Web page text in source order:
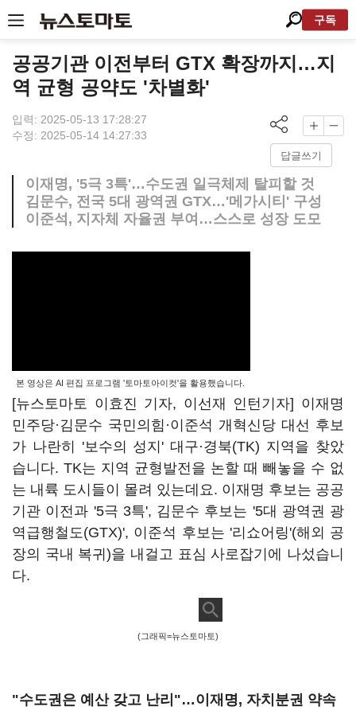
구독
공공기관 이전부터 GTX 확장까지…지
역 균형 공약도 '차별화'
입력: 2025-05-13 17:28:27
수정: 2025-05-14 14:27:33
답글쓰기
이재명, '5극 3특'…수도권 일극체제 탈피할 것
김문수, 전국 5대 광역권 GTX…'메가시티' 구성
이준석, 지자체 자율권 부여…스스로 성장 도모
본 영상은 AI 편집 프로그램 '토마토아이컷'을 활용했습니다.
[뉴스토마토 이효진 기자, 이선재 인턴기자] 이재명
민주당·김문수 국민의힘·이준석 개혁신당 대선 후보
가 나란히 '보수의 성지' 대구·경북(TK) 지역을 찾았
습니다. TK는 지역 균형발전을 논할 때 빼놓을 수 없
는 내륙 도시들이 몰려 있는데요. 이재명 후보는 공공
기관 이전과 '5극 3특', 김문수 후보는 '5대 광역권 광
역급행철도(GTX)', 이준석 후보는 '리쇼어링'(해외 공
장의 국내 복귀)을 내걸고 표심 사로잡기에 나섰습니
다.
(그래픽=뉴스토마토)
"수도권은 예산 갖고 난리"…이재명, 자치분권 약속